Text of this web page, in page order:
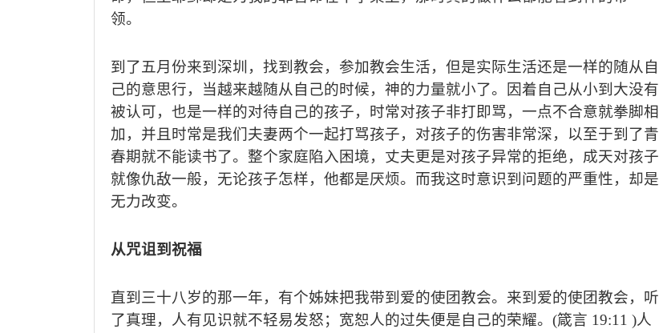
领。
到了五月份来到深圳，找到教会，参加教会生活，但是实际生活还是一样的随从自
己的意思行，当越来越随从自己的时候，神的力量就小了。因着自己从小到大没有
被认可，也是一样的对待自己的孩子，时常对孩子非打即骂，一点不合意就拳脚相
加，并且时常是我们夫妻两个一起打骂孩子，对孩子的伤害非常深，以至于到了青
春期就不能读书了。整个家庭陷入困境，丈夫更是对孩子异常的拒绝，成天对孩子
就像仇敌一般，无论孩子怎样，他都是厌烦。而我这时意识到问题的严重性，却是
无力改变。
从咒诅到祝福
直到三十八岁的那一年，有个姊妹把我带到爱的使团教会。来到爱的使团教会，听
了真理，人有见识就不轻易发怒；宽恕人的过失便是自己的荣耀。 (箴言 19:11 )人